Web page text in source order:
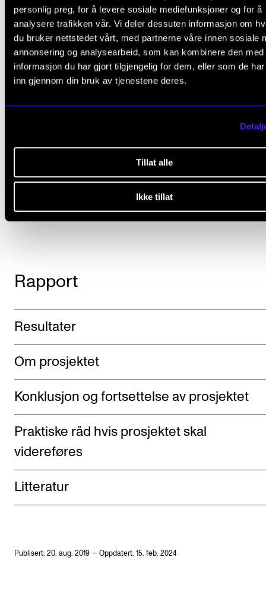
personlig preg, for å levere sosiale mediefunksjoner og for å
analysere trafikken vår. Vi deler dessuten informasjon om
du bruker nettstedet vårt, med partnerne våre innen sosiale
annonsering og analysearbeid, som kan kombinere den med
informasjon du har gjort tilgjengelig for dem, eller som de
inn gjennom din bruk av tjenestene deres.
Tillat alle
Ikke tillat
skuespill, sang og dans med repertoar hentet fra
musikkteater-repertoaret, gruppetimer i kunnskap
den psykofysiske enhet, fellestimer med
samarbeidsundervisning mellom en danse-, sang-,
skuespill- og Alexanderteknikk-lærer og individuelle
relevans for høyere musikkutdanning og
musikkteaterutdanninger. Totalt 16 studenter og fem
lærere vil delta i prosjektet som skal gjennomføres
Rapport
Resultater
Om prosjektet
Konklusjon og fortsettelse av prosjektet
Praktiske råd hvis prosjektet skal
videreføres
Litteratur
Publisert: 20. aug. 2019 — Oppdatert: 15. feb. 2024